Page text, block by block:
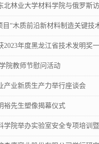
北林业大学材料学院与俄罗斯
“木质前沿新材料制造关键技
2023年度黑龙江省技术发明奖
院教师节慰问活动
产业新质生产力举行座谈会
裕先生塑像揭幕仪式
学院举办实验室安全专项培训